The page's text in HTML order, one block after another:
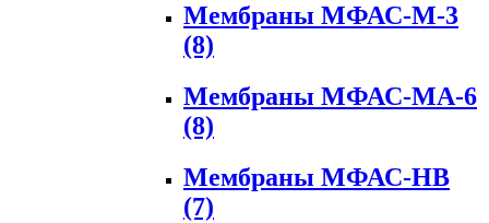
Мембраны МФАС-М-3
(8)
Мембраны МФАС-МА-6
(8)
Мембраны МФАС-НВ
(7)